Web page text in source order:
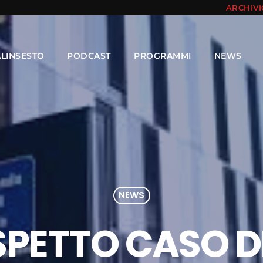
PODCAST PROGRAMMI NEWS
NEWS
CASO